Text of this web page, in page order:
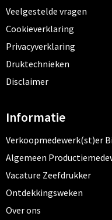
Veelgestelde vragen
Cookieverklaring
Privacyverklaring
Druktechnieken
Disclaimer
Informatie
Verkoopmedewerk(st)er
Algemeen
Vacature Zeefdrukker
Ontdekkingsweken
Over ons